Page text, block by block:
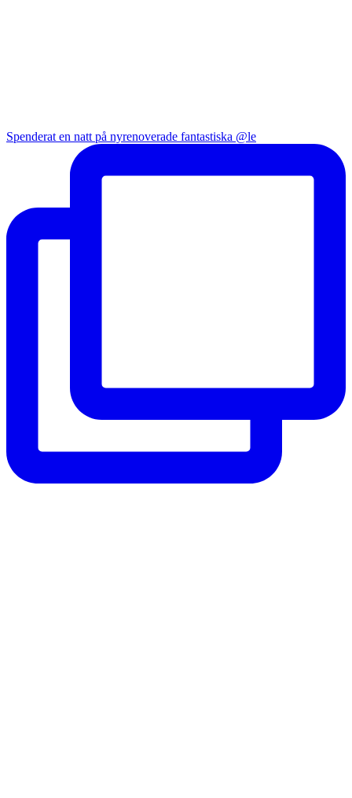
Spenderat en natt på nyrenoverade fantastiska @le